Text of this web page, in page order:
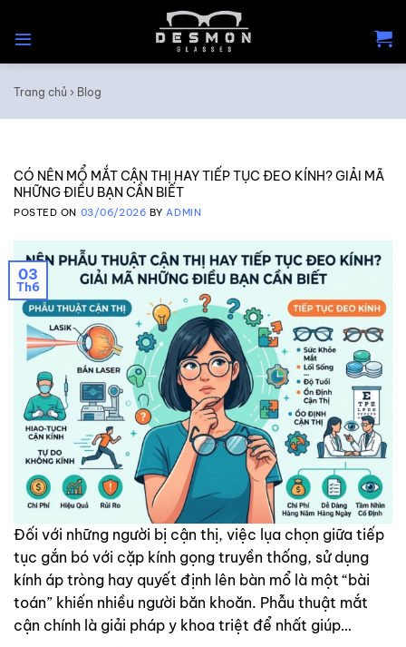
Trang chủ › Blog
CÓ NÊN MỔ MẮT CẬN THỊ HAY TIẾP TỤC ĐEO KÍNH? GIẢI MÃ
NHỮNG ĐIỀU BẠN CẦN BIẾT
POSTED ON 03/06/2026 BYADMIN
03
Th6
Đối với những người bị cận thị, việc lụa chọn giữa tiếp
tục gắn bó với cặp kính gọng truyền thống, sử dụng
kính áp tròng hay quyết định lên bàn mổ là một “bài
toán” khiến nhiều người băn khoăn. Phẫu thuật mắt
cận chính là giải pháp y khoa triệt để nhất giúp…